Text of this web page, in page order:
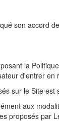
son accord
la
d'entrer
sur le Site
aux
proposés par